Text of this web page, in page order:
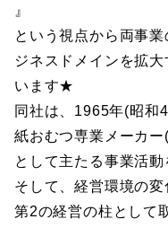
』
という視点から両事
ジネスドメインを拡
います★
同社は、1965年(昭和
紙おむつ専業メーカ
として主たる事業活動
そして、経営環境の変
第2の経営の柱として